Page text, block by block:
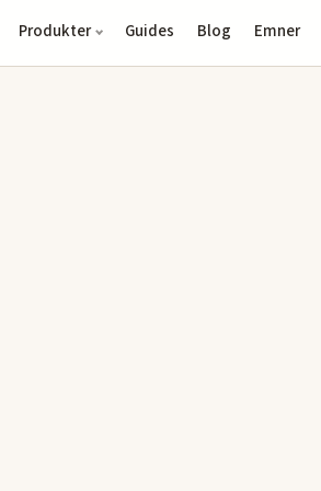
Produkter Guides Blog Emner